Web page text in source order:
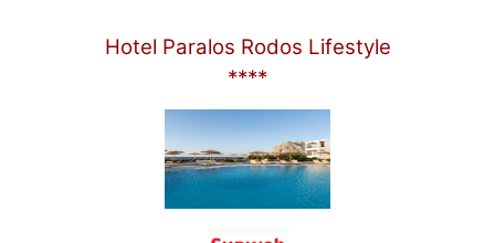
Hotel Paralos Rodos Lifestyle
****